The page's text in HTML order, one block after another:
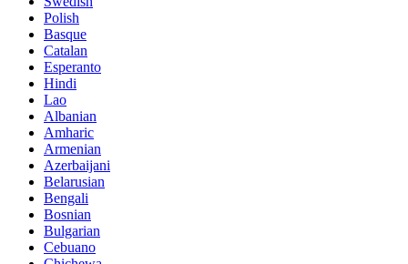
Polish
Basque
Catalan
Esperanto
Hindi
Lao
Albanian
Amharic
Armenian
Azerbaijani
Belarusian
Bengali
Bosnian
Bulgarian
Cebuano